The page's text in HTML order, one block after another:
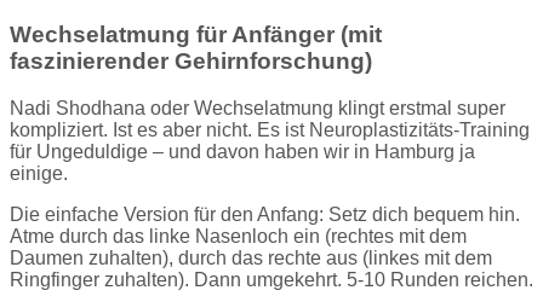
Wechselatmung für Anfänger (mit
faszinierender Gehirnforschung)
Nadi Shodhana oder Wechselatmung klingt erstmal super
kompliziert. Ist es aber nicht. Es ist Neuroplastizitäts-Training
für Ungeduldige – und davon haben wir in Hamburg ja
einige.
Die einfache Version für den Anfang: Setz dich bequem hin.
Atme durch das linke Nasenloch ein (rechtes mit dem
Daumen zuhalten), durch das rechte aus (linkes mit dem
Ringfinger zuhalten). Dann umgekehrt. 5-10 Runden reichen.